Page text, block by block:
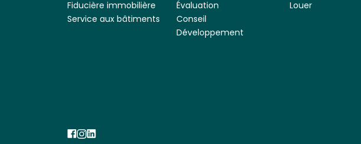
Fiducière immobilière
Service aux bâtiments
Évaluation
Conseil
Développement
Louer